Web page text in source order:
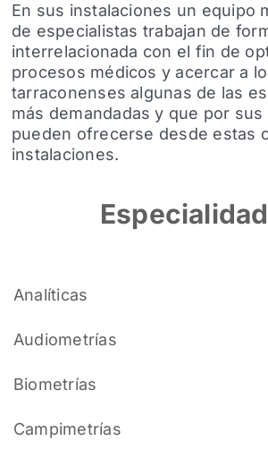
En sus instalaciones un equipo
de especialistas trabajan de
interrelacionada con el fin de
procesos médicos y acercar a
tarraconenses algunas de las
más demandadas y que por
pueden ofrecerse desde estas
instalaciones.
Analíticas
Audiometrías
Biometrías
Campimetrías